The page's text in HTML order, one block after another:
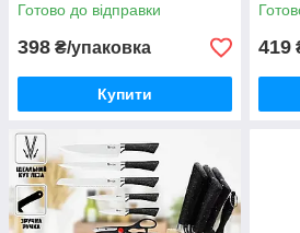
Готово до відправки
398 ₴/упаковка
Купити
419